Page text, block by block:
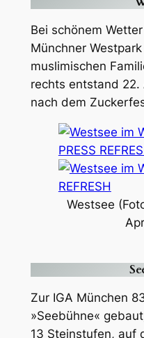
Bei schönem
Münchner
muslimischen
rechts entstand 22.
nach dem
Westsee
Zur IGA München
»Seebühne«
13 Steinstufen, auf